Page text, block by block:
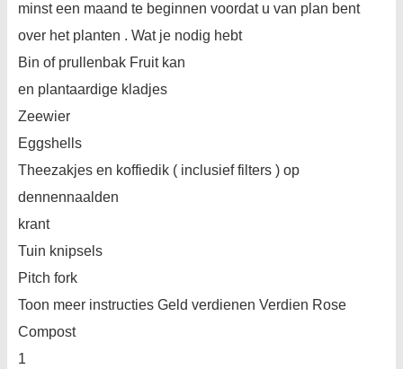
minst een maand te beginnen voordat u van plan bent
over het planten . Wat je nodig hebt
Bin of prullenbak Fruit kan
en plantaardige kladjes
Zeewier
Eggshells
Theezakjes en koffiedik ( inclusief filters ) op
dennennaalden
krant
Tuin knipsels
Pitch fork
Toon meer instructies Geld verdienen Verdien Rose
Compost
1